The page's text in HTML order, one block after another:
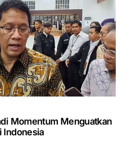
Momentum Menguatkan
Indonesia